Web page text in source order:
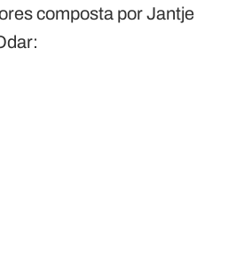
composta por Jantje